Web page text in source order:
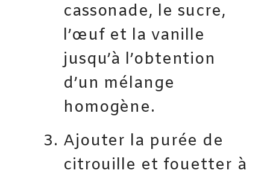
cassonade, le sucre,
l’œuf et la vanille
jusqu’à l’obtention
d’un mélange
homogène.
Ajouter la purée de
citrouille et fouetter à